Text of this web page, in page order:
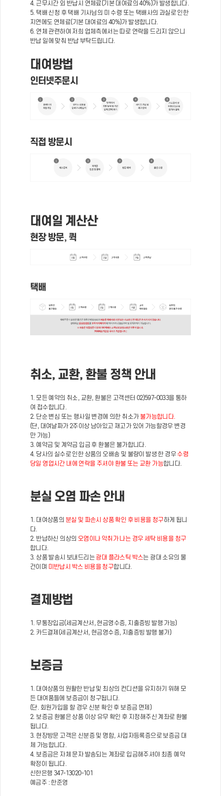
4. 근무시간 외 반납시 연체료(기본 대여료의 40%)가 발생합니다.
5. 택배 신청 후 택배 기사님의 미 수령 또는 택배사의 과실로 인한
지연에도 연체료(기본 대여료의 40%)가 발생합니다.
6. 연체 관련하여 저희 업체측에서는 따로 연락을 드리지 않으니
반납 일에 맞춰 반납 부탁드립니다.
대여방법
인터넷주문시
직접 방문시
대여일 계산산
현장 방문, 퀵
택배
취소, 교환, 환불 정책 안내
1. 모든 예약의 취소, 교환, 환불은 고객센터 02)597-0033을 통하
여 접수합니다.
2. 단순 변심 또는 행사일 변경에 의한 취소가 불가능합니다.
(단, 대여날짜가 2주이상 남아있고 재고가 있어 가능할경우 변경
만 가능)
3. 예약금 및 계약금 입금 후 환불은 불가합니다.
4. 당사의 실수로 인한 상품의 오배송 및 불량이 발생 한 경우 수령
당일 영업시간 내에 연락을 주셔야 환불 또는 교환 가능합니다.
분실 오염 파손 안내
1. 대여상품의 분실 및 파손시 상품 확인 후 비용을 청구하게 됩니
다.
2. 반납하신 의상의 오염이나 악취가 나는 경우 세탁 비용을 청구
합니다.
3. 상품 발송시 보내드리는 광대 플라스틱 박스는 광대 소유의 물
건이며 미반납시 박스 비용을 청구합니다.
결제방법
1. 무통장입금(세금계산서, 현금영수증, 지출증빙 발행 가능)
2. 카드결제(세금계산서, 현금영수증, 지출증빙 발행 불가)
보증금
1. 대여상품의 원활한 반납 및 최상의 컨디션을 유지하기 위해 모
든 대여품들에 보증금이 청구됩니다.
(단. 회원가입을 할 경우 신분 확인 후 보증금 면제)
2. 보증금 환불은 상품 이상 유무 확인 후 지정해주신 계좌로 환불
됩니다.
3. 현장방문 고객은 신분증 및 명함, 사업자등록증으로 보증금 대
체 가능합니다.
4. 보증금은 자체 문자 발송되는 계좌로 입금해주셔야 최종 예약
확정이 됩니다.
신한은행 347-13020-101
예금주 : 한준영